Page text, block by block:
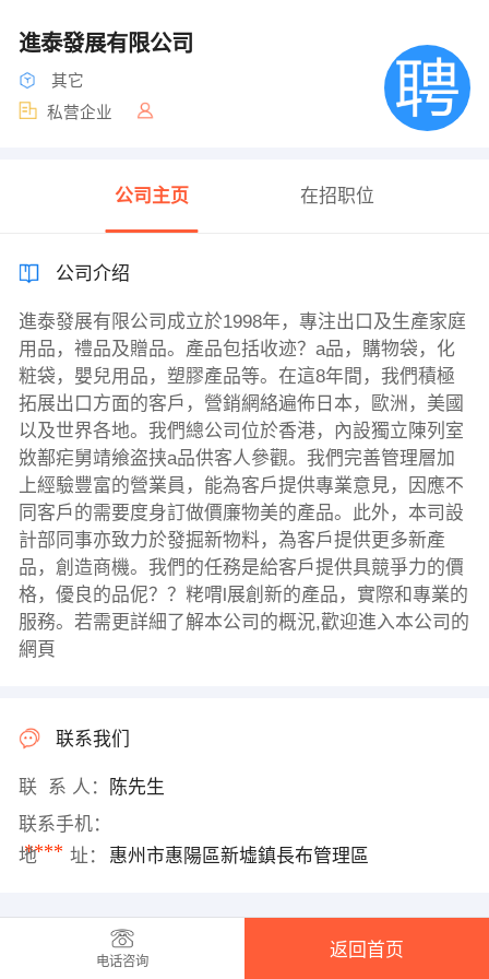
進泰發展有限公司
其它
私营企业
公司主页 在招职位
公司介绍
進泰發展有限公司成立於1998年，專注出口及生產家庭
用品，禮品及贈品。產品包括收迹？a品，購物袋，化
粧袋，嬰兒用品，塑膠產品等。在這8年間，我們積極
拓展出口方面的客戶，營銷網絡遍佈日本，歐洲，美國
以及世界各地。我們總公司位於香港，內設獨立陳列室
敚鄯疟舅靖飨盗挟a品供客人參觀。我們完善管理層加
上經驗豐富的營業員，能為客戶提供專業意見，因應不
同客戶的需要度身訂做價廉物美的產品。此外，本司設
計部同事亦致力於發掘新物料，為客戶提供更多新產
品，創造商機。我們的任務是給客戶提供具競爭力的價
格，優良的品伲？？粩喟l展創新的產品，實際和專業的
服務。若需更詳細了解本公司的概況,歡迎進入本公司的
網頁
联系我们
联 系 人：
陈先生
联系手机：
****
地 址： 惠州市惠陽區新墟鎮長布管理區
电话咨询
返回首页